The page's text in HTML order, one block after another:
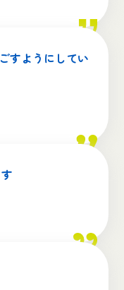
すようにしてい